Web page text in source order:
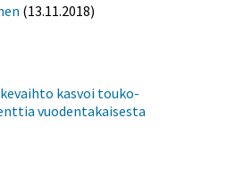
(13.11.2018)
kasvoi touko-
vuodentakaisesta